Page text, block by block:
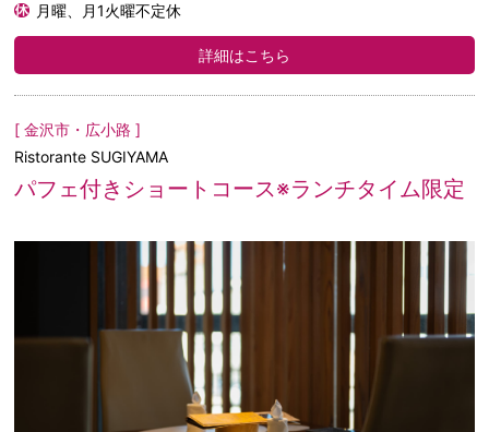
月曜、月1火曜不定休
詳細はこちら
[ 金沢市・広小路 ]
Ristorante SUGIYAMA
パフェ付きショートコース※ランチタイム限定